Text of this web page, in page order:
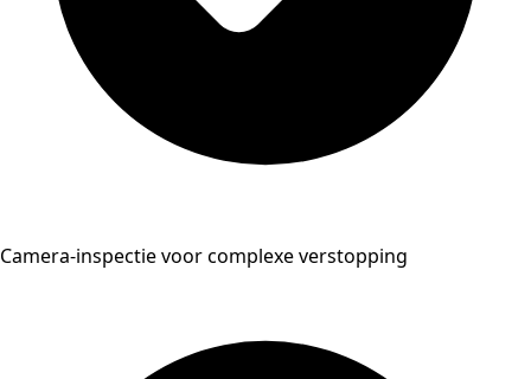
Camera-inspectie voor complexe verstopping